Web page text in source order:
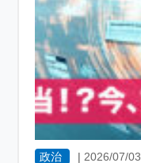
政治 |2026/07/03